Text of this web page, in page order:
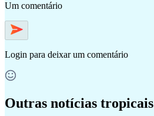
Um comentário
Login para deixar um comentário
Outras notícias tropicais